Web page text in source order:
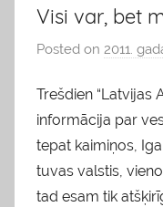
g
s
Visi var, bet
Posted on 2011.
Trešdien “Latvijas
informācija par
tepat kaimiņos,
tuvas valstis,
tad esam tik